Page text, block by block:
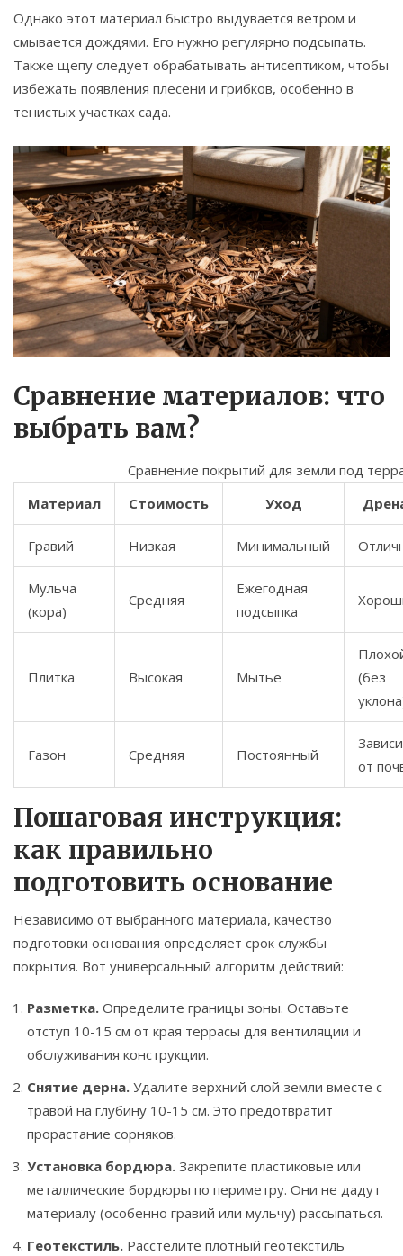
Однако этот материал быстро выдувается ветром и
смывается дождями. Его нужно регулярно подсыпать.
Также щепу следует обрабатывать антисептиком, чтобы
избежать появления плесени и грибков, особенно в
тенистых участках сада.
Сравнение материалов: что
выбрать вам?
Сравнение покрытий для земли под
Материал
Стоимость Уход
Гравий Низкая Минимальный
Мульча
(кора)
Средняя
Ежегодная
подсыпка
Плитка Высокая Мытье
(без
Газон Средняя Постоянный
от
Пошаговая инструкция:
как правильно
подготовить основание
Независимо от выбранного материала, качество
подготовки основания определяет срок службы
покрытия. Вот универсальный алгоритм действий:
Разметка. Определите границы зоны. Оставьте
отступ 10-15 см от края террасы для вентиляции и
обслуживания конструкции.
Снятие дерна. Удалите верхний слой земли вместе с
травой на глубину 10-15 см. Это предотвратит
прорастание сорняков.
Установка бордюра. Закрепите пластиковые или
металлические бордюры по периметру. Они не дадут
материалу (особенно гравий или мульчу) рассыпаться.
Геотекстиль. Расстелите плотный геотекстиль